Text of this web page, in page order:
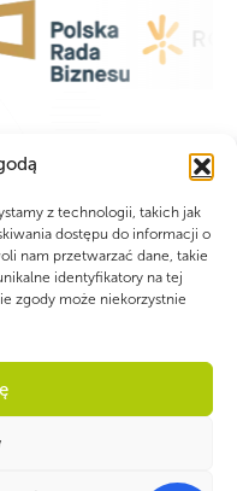
z technologii, takich jak
dostępu do informacji o
nam przetwarzać dane, takie
identyfikatory na tej
zgody może niekorzystnie